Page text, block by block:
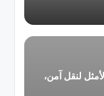
لنقل آمن،